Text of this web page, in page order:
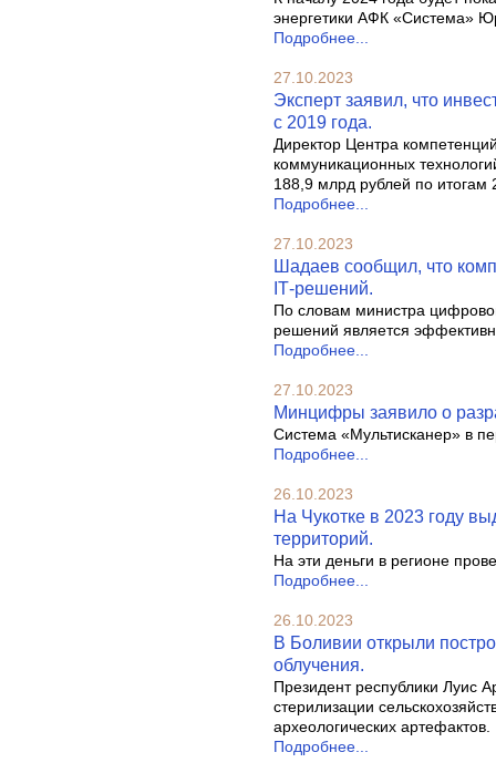
энергетики АФК «Система»
Подробнее...
27.10.2023
Эксперт заявил, что
с 2019 года.
Директор Центра
коммуникационных
188,9 млрд рублей по итогам
Подробнее...
27.10.2023
Шадаев сообщил, что
IТ-решений.
По словам министра
решений является
Подробнее...
27.10.2023
Минцифры заявило о
Система «Мультисканер» в
Подробнее...
26.10.2023
На Чукотке в 2023 году
территорий.
На эти деньги в регионе
Подробнее...
26.10.2023
В Боливии открыли
облучения.
Президент республики Луис
стерилизации
археологических артефактов.
Подробнее...